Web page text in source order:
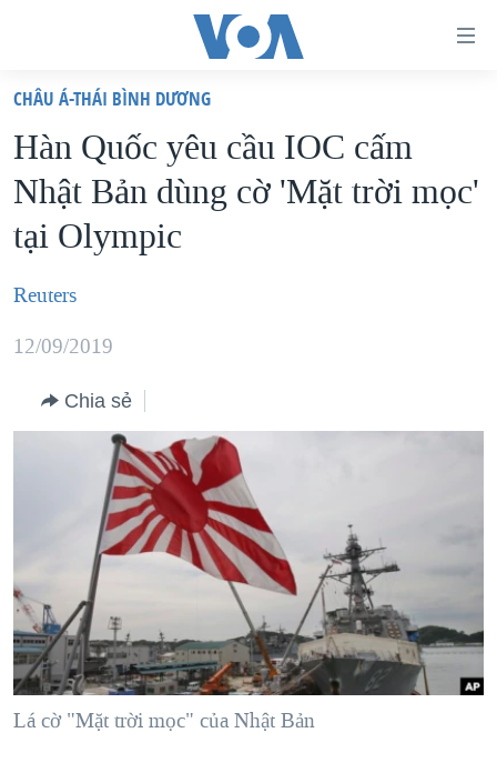
truy
cập
Tới
nội
dung
chính
điều
hướng
chính
VIỆT NAM
HOA KỲ
BIỂN ĐÔNG
THẾ GIỚI
DIỄN ĐÀN
MỤC
TỰ DO BÁO CHÍ
VẠCH TRẦN TIN GIẢ
NGƯỜI VIỆT HẢI NGOẠI
ĐỜI SỐNG
KINH TẾ
KHOA HỌC
SỨC KHOẺ
VĂN HOÁ
CHUYÊN ĐỀ
CHIẾN TRANH THƯƠNG MẠI CỦA MỸ: QUÁ KHỨ VÀ HIỆN
HÀNH TRÌNH BẦU CỬ 2024
MỘT NĂM CHIẾN TRANH TẠI DẢI GAZA
GIẢI MÃ VÀNH ĐAI & CON ĐƯỜNG
NGÀY TỊ NẠN THẾ GIỚI
HỌC TIẾNG ANH
NGHE
MẠNG XÃ HỘI
Ngôn ngữ khác
CHÂU Á-THÁI BÌNH DƯƠNG
Hàn Quốc yêu cầu IOC cấm
Nhật Bản dùng cờ 'Mặt trời mọc'
tại Olympic
Reuters
12/09/2019
Chia sẻ
Lá cờ "Mặt trời mọc" của Nhật Bản